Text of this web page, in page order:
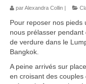
Cambodge
Carte du
Cambodge –
Toutes à
parAlexandra Collin |
Pour reposer nos pieds
nous prélasser pendant
de verdure dans le
Bangkok.
A peine arrivés sur
en croisant des